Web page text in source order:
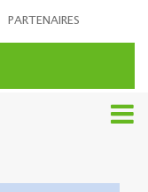
PARTENAIRES